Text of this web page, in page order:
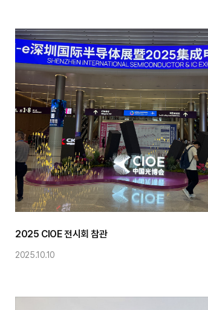
전시회
2025 CIOE 전시회 참관
2025.10.10